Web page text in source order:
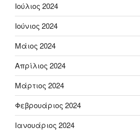
Ιούλιος 2024
Ιούνιος 2024
Μάιος 2024
Απρίλιος 2024
Μάρτιος 2024
Φεβρουάριος 2024
Ιανουάριος 2024